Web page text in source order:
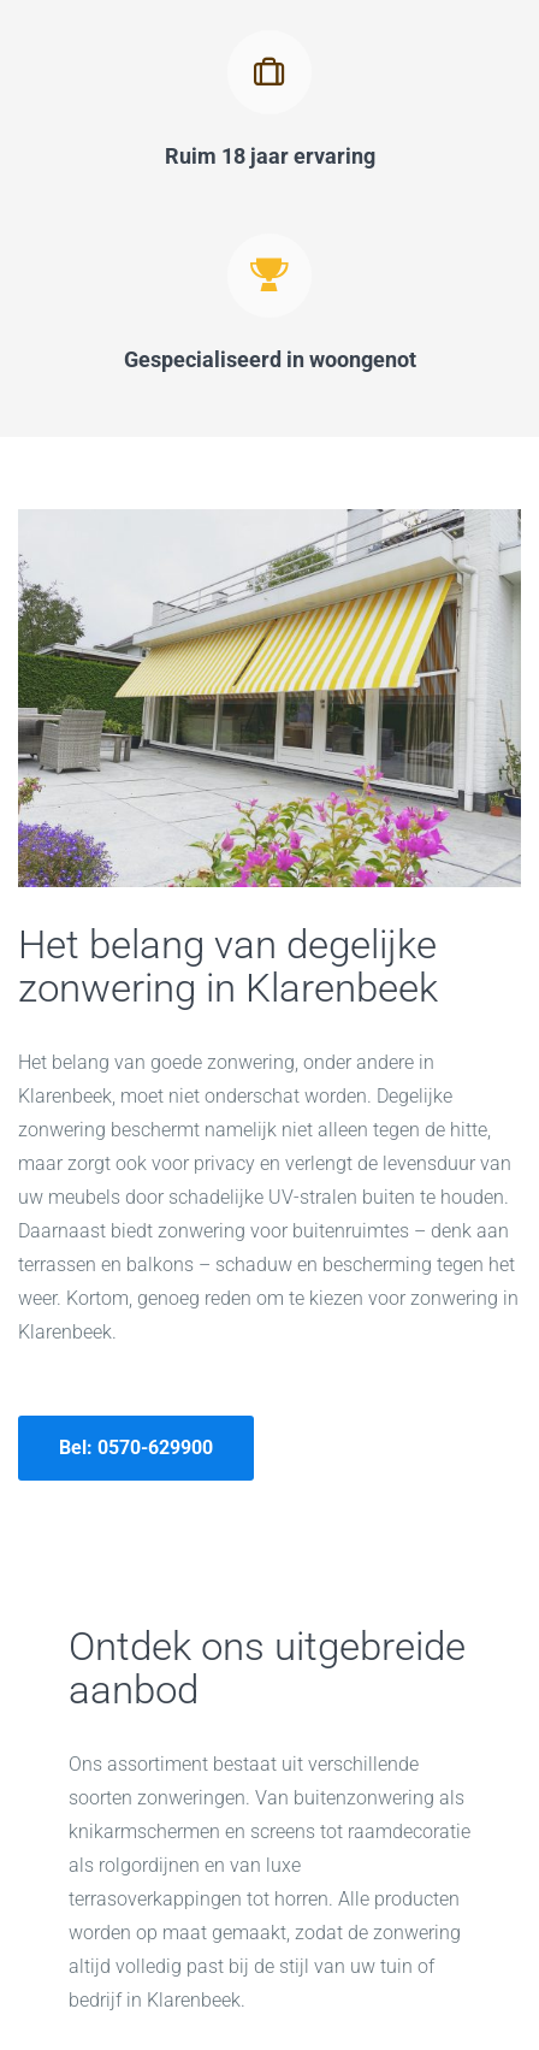
Ruim 18 jaar ervaring
Gespecialiseerd in woongenot
Het belang van degelijke
zonwering in Klarenbeek
Het belang van goede zonwering, onder andere in
Klarenbeek, moet niet onderschat worden. Degelijke
zonwering beschermt namelijk niet alleen tegen de hitte,
maar zorgt ook voor privacy en verlengt de levensduur van
uw meubels door schadelijke UV-stralen buiten te houden.
Daarnaast biedt zonwering voor buitenruimtes – denk aan
terrassen en balkons – schaduw en bescherming tegen het
weer. Kortom, genoeg reden om te kiezen voor zonwering in
Klarenbeek.
Bel: 0570-629900
Ontdek ons uitgebreide
aanbod
Ons assortiment bestaat uit verschillende
soorten zonweringen. Van buitenzonwering als
knikarmschermen en screens tot raamdecoratie
als rolgordijnen en van luxe
terrasoverkappingen tot horren. Alle producten
worden op maat gemaakt, zodat de zonwering
altijd volledig past bij de stijl van uw tuin of
bedrijf in Klarenbeek.